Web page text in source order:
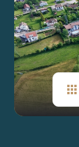
SAONE
BIENS
PRESTIGE
cherchez
un bien ?
nos
partenaires
nous
contacter